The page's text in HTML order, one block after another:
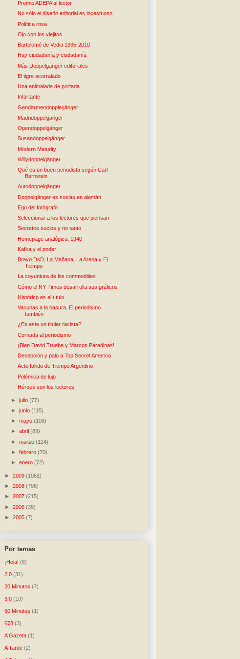
Premio ADEPA al lector
No sólo el diseño editorial es incestuoso
Política rosa
Ojo con los viejitos
Bartolomé de Vedia 1935-2010
Hay ciudadanía y ciudadanía
Más Doppelgänger editoriales
El tigre acorralado
Una animalada de portada
Infartante
Gendarmendopplegänger
Madridoppelgänger
Opendoppelgänger
Susandoppelgänger
Modern Maturity
Willydoppelgänger
Qué es un buen periodista según Carl
Bernstein
Autodoppelgänger
Doppelgänger es sosias en alemán
Ego del fotógrafo
Seleccionar a los lectores que piensan
Secretos sucios y no tanto
Homepage analógica, 1940
Kafka y el poder
Bravo DsD, La Mañana, La Arena y El
Tiempo
La coyuntura de los commodities
Cómo el NY Times desarrolla sus gráficos
Histórico es el título
Vacunas a la basura. El periodismo
también
¿Es este un titular racista?
Cornada al periodismo
¡Bien David Trueba y Marcos Paradinas!
Decepción y palo a Top Secret America
Acto fallido de Tiempo Argentino
Polémica de lujo
Héroes son los lectores
►julio(77)
►junio(115)
►mayo(108)
►abril(89)
►marzo(124)
►febrero(70)
►enero(72)
► 2009 (1081)
► 2008 (796)
► 2007 (215)
► 2006 (39)
► 2005 (7)
Por temas
¡Hola! (6)
2.0 (31)
20 Minutos (7)
3.0 (10)
60 Minutes (1)
678 (3)
A Gazeta (1)
A Tarde (2)